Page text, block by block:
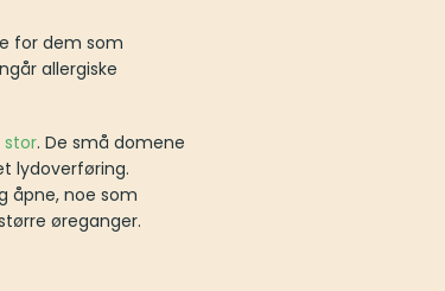
for dem som
allergiske
stor. De små domene
lydoverføring.
åpne, noe som
øreganger.